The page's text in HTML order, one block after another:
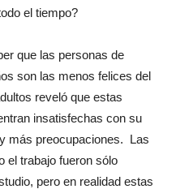
el tiempo?
que las personas de
son las menos felices del
reveló que estas
insatisfechas con su
más preocupaciones. Las
el trabajo fueron sólo
pero en realidad estas